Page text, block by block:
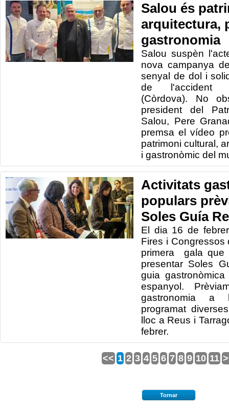
Salou és
arquitectura,
gastronomia
Salou suspèn
nova campanya
senyal de dol i
de l'accident
(Còrdova). No
president del
Salou, Pere
premsa el vídeo
patrimoni cultural,
i gastronòmic del
Activitats
populars
Soles Guía
El dia 16 de
Fires i Congressos
primera gala que
presentar Soles
guia
espanyol.
gastronomia a
programat
lloc a Reus i
febrer.
<< 1 2 3 4 5 6 7 8 9 10 11
Tornar